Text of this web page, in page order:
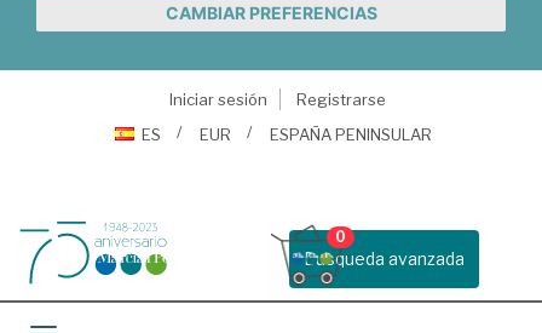
CAMBIAR PREFERENCIAS
Iniciar sesión
Registrarse
ES
EUR ESPAÑA PENINSULAR
Busqueda avanzada
0